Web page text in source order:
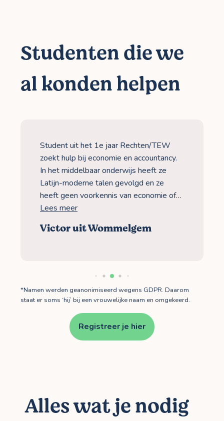
Studenten die we
al konden helpen
Student uit het 1e jaar Rechten/TEW
zoekt hulp bij economie en accountancy.
In het middelbaar onderwijs heeft ze
Latijn-moderne talen gevolgd en ze
heeft geen voorkennis van economie of…
Lees meer
Victor uit Wommelgem
*Namen werden geanonimiseerd wegens GDPR. Daarom
staat er soms ‘hij’ bij een vrouwelijke naam en omgekeerd.
Registreer je hier
Alles wat je nodig